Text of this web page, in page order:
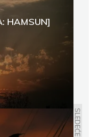
HAMSUN]
SLEDEĆE